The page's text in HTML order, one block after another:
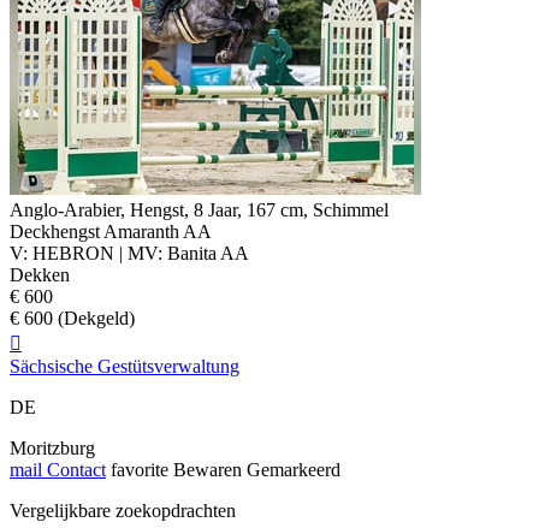
Anglo-Arabier, Hengst, 8 Jaar, 167 cm, Schimmel
Deckhengst Amaranth AA
V: HEBRON | MV: Banita AA
Dekken
€ 600
€ 600 (Dekgeld)

Sächsische Gestütsverwaltung
DE
Moritzburg
mail Contact favorite Bewaren Gemarkeerd
Vergelijkbare zoekopdrachten